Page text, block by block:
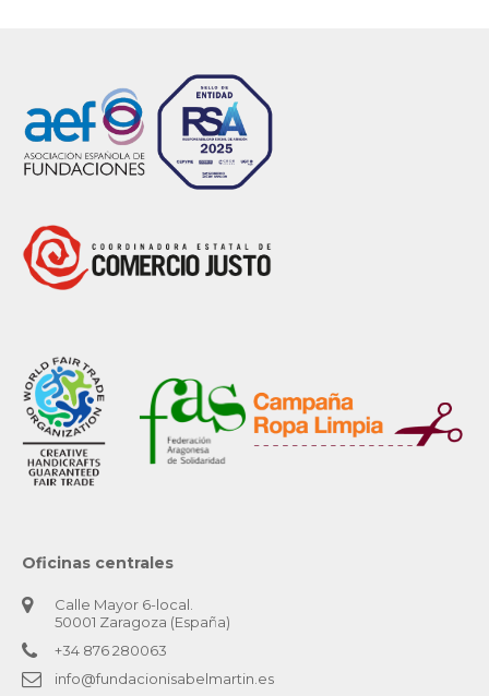
Oficinas centrales
Calle Mayor 6-local.
50001 Zaragoza (España)
+34 876 280063
info@fundacionisabelmartin.es